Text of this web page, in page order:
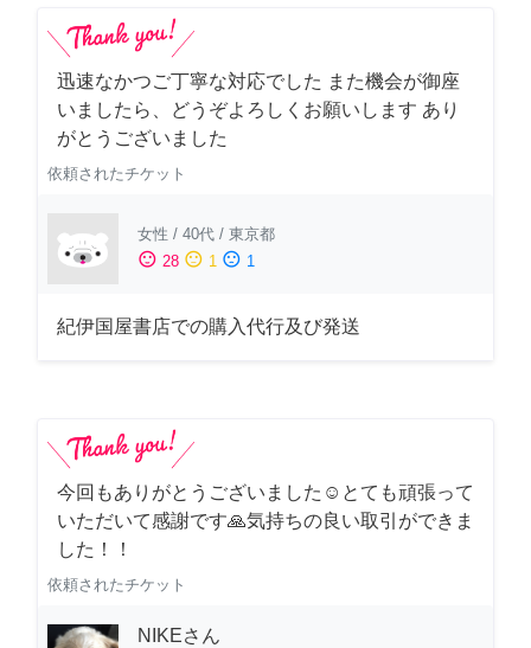
迅速なかつご丁寧な対応でした また機会が御座
いましたら、どうぞよろしくお願いします あり
がとうございました
依頼されたチケット
女性 / 40代 / 東京都
sentiment_satisfied 28 sentiment_neutral 1 sentiment_dissatisfied 1
紀伊国屋書店での購入代行及び発送
今回もありがとうございました☺️とても頑張って
いただいて感謝です🙏気持ちの良い取引ができま
した！！
依頼されたチケット
NIKEさん